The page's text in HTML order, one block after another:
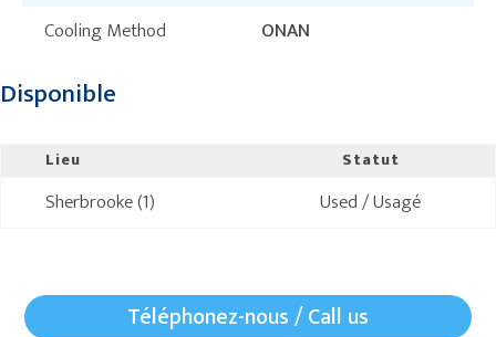
Cooling Method
ONAN
Disponible
Lieu Statut
Sherbrooke (1) Used / Usagé
Téléphonez-nous / Call us